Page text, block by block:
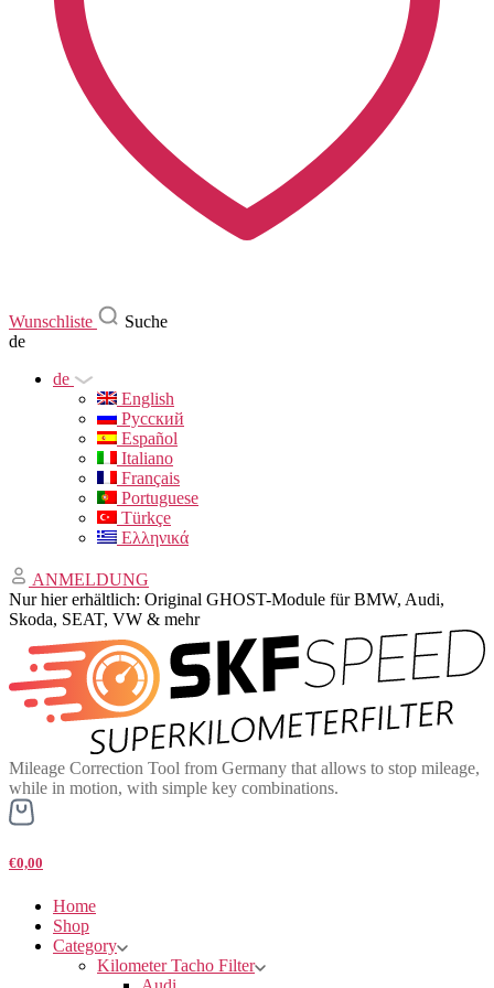
Wunschliste
Suche
de
de
English
Русский
Español
Italiano
Français
Portuguese
Türkçe
Ελληνικά
ANMELDUNG
Nur hier erhältlich: Original GHOST-Module für BMW, Audi,
Skoda, SEAT, VW & mehr
Mileage Correction Tool from Germany that allows to stop mileage,
while in motion, with simple key combinations.
€0,00
Home
Shop
Category
Kilometer Tacho Filter